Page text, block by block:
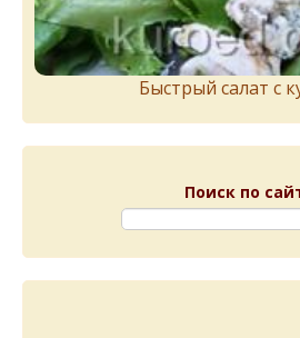
Быстрый салат с
Поиск по